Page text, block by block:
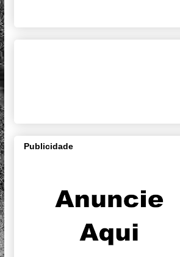
Publicidade